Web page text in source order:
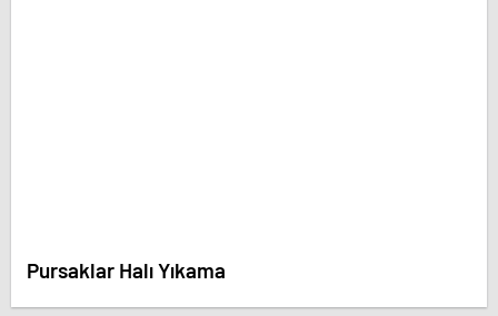
Pursaklar Halı Yıkama